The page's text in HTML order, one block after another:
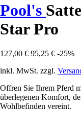
Pool's
Star Pro
127,00 € 95,25 € -25%
inkl. MwSt. zzgl.
Offren Sie Ihrem Pferd
überlegenen Komfort,
Wohlbefinden vereint.